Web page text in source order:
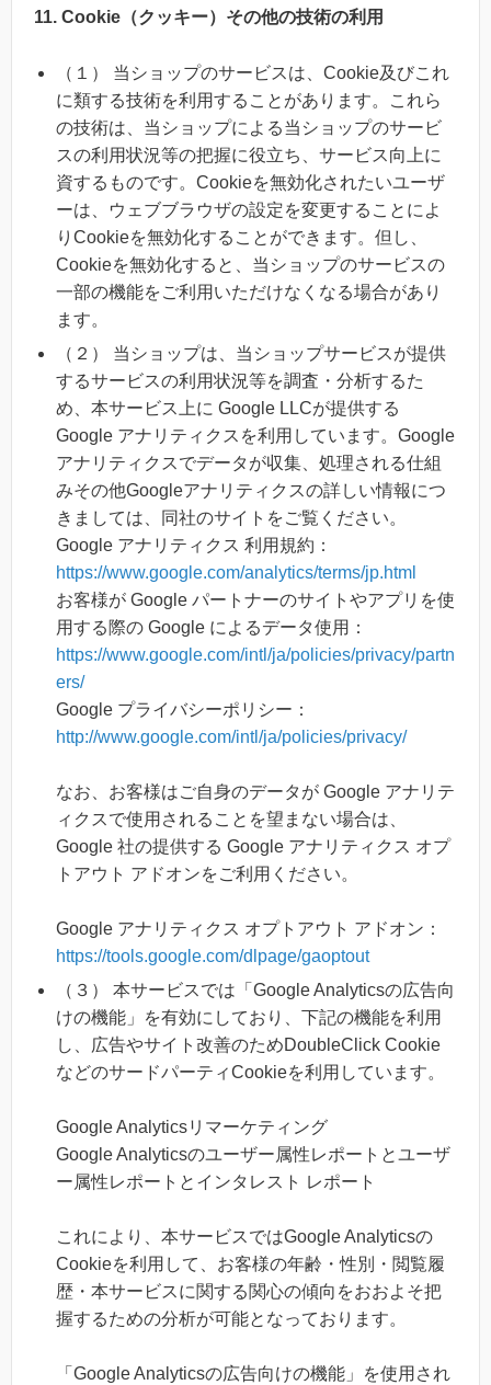
11. Cookie（クッキー）その他の技術の利用
（１） 当ショップのサービスは、Cookie及びこれ
に類する技術を利用することがあります。これら
の技術は、当ショップによる当ショップのサービ
スの利用状況等の把握に役立ち、サービス向上に
資するものです。Cookieを無効化されたいユーザ
ーは、ウェブブラウザの設定を変更することによ
りCookieを無効化することができます。但し、
Cookieを無効化すると、当ショップのサービスの
一部の機能をご利用いただけなくなる場合があり
ます。
（２） 当ショップは、当ショップサービスが提供
するサービスの利用状況等を調査・分析するた
め、本サービス上に Google LLCが提供する
Google アナリティクスを利用しています。Google
アナリティクスでデータが収集、処理される仕組
みその他Googleアナリティクスの詳しい情報につ
きましては、同社のサイトをご覧ください。
Google アナリティクス 利用規約：
https://www.google.com/analytics/terms/jp.html
お客様が Google パートナーのサイトやアプリを使
用する際の Google によるデータ使用：
https://www.google.com/intl/ja/policies/privacy/partn
ers/
Google プライバシーポリシー：
http://www.google.com/intl/ja/policies/privacy/
なお、お客様はご自身のデータが Google アナリテ
ィクスで使用されることを望まない場合は、
Google 社の提供する Google アナリティクス オプ
トアウト アドオンをご利用ください。
Google アナリティクス オプトアウト アドオン：
https://tools.google.com/dlpage/gaoptout
（３） 本サービスでは「Google Analyticsの広告向
けの機能」を有効にしており、下記の機能を利用
し、広告やサイト改善のためDoubleClick Cookie
などのサードパーティCookieを利用しています。
Google Analyticsリマーケティング
Google Analyticsのユーザー属性レポートとユーザ
ー属性レポートとインタレスト レポート
これにより、本サービスではGoogle Analyticsの
Cookieを利用して、お客様の年齢・性別・閲覧履
歴・本サービスに関する関心の傾向をおおよそ把
握するための分析が可能となっております。
「Google Analyticsの広告向けの機能」を使用され